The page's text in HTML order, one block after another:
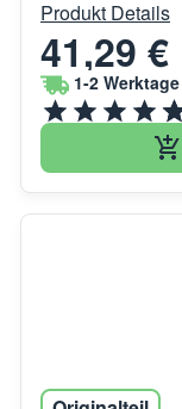
Produkt Details
41,29 €
1-2 Werktage